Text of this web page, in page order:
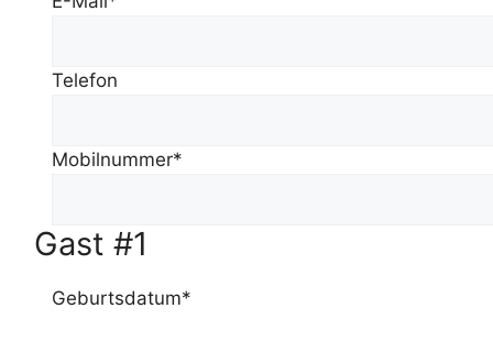
Telefon
Mobilnummer*
Gast #1
Geburtsdatum*